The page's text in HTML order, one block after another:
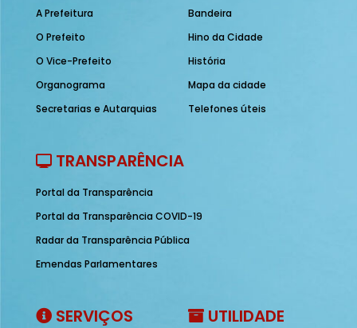
A Prefeitura
O Prefeito
O Vice-Prefeito
Organograma
Secretarias e Autarquias
Bandeira
Hino da Cidade
História
Mapa da cidade
Telefones úteis
TRANSPARÊNCIA
Portal da Transparência
Portal da Transparência COVID-19
Radar da Transparência Pública
Emendas Parlamentares
SERVIÇOS UTILIDADE